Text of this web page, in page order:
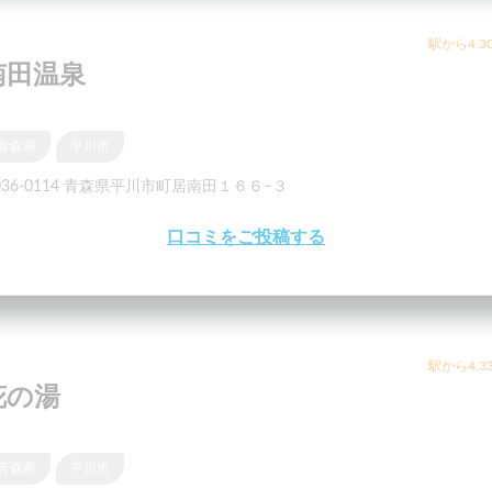
駅から
田温泉
0114 青森県平川市町居南田１６６−３
口コミをご投稿する
駅から
の湯